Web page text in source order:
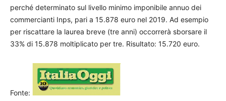
perché determinato sul livello minimo imponibile annuo dei
commercianti Inps, pari a 15.878 euro nel 2019. Ad esempio
per riscattare la laurea breve (tre anni) occorrerà sborsare il
33% di 15.878 moltiplicato per tre. Risultato: 15.720 euro.
Fonte: